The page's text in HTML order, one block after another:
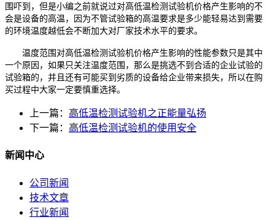
围吓到，但是小编之前就说过对高低温检测试验机价格产生影响的不
会是设备的高温，因为不管试验箱的高温要求是多少能轻易达到需要
的环境温度越低会不断加大对厂家技术水平的要求。
温度范围对高低温检测试验机价格产生影响的性能参数只是其中
一个原因，如果只关注温度范围，那么是挑选不到合适的企业试验的
试验箱的，并且还有可能买到劣质的设备给企业带来损失，所以在购
买过程中大家一定要慎重选择。
上一篇： 高低温检测试验机之正能量弘扬
下一篇： 高低温检测试验机的使用安全
新闻中心
公司新闻
技术文章
行业新闻